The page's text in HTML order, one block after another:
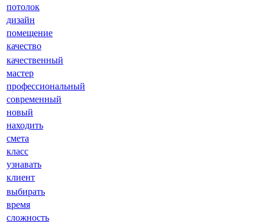
потолок
дизайн
помещение
качество
качественный
мастер
профессиональный
современный
новый
находить
смета
класс
узнавать
клиент
выбирать
время
сложность